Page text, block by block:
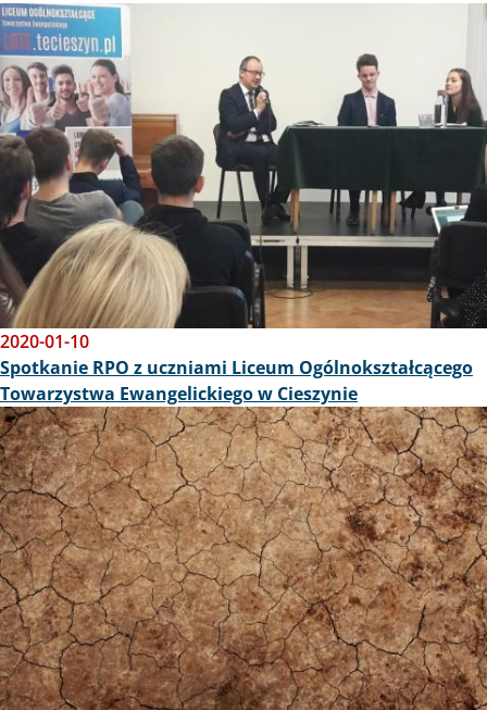
Obraz
2020-01-10
Spotkanie RPO z uczniami Liceum Ogólnokształcącego
Towarzystwa Ewangelickiego w Cieszynie
Obraz